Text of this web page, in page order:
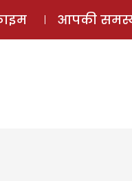
लॉग इन
आपकी